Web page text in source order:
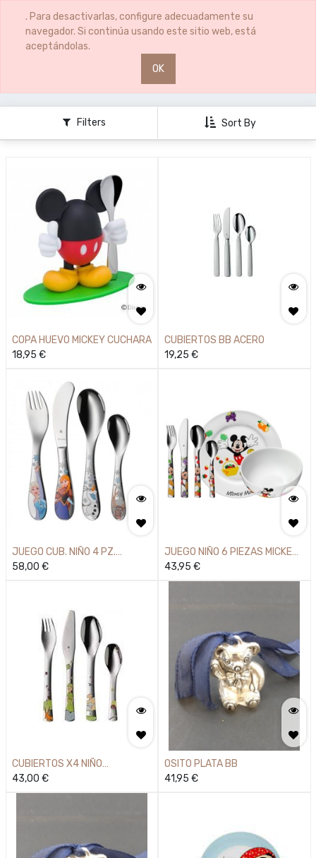
. Para desactivarlas, configure adecuadamente su
navegador. Si continúa usando este sitio web, está
aceptándolas.
OK
0 0
Filters Sort By
COPA HUEVO MICKEY CUCHARA
18,95 €
CUBIERTOS BB ACERO
19,25 €
JUEGO CUB. NIÑO 4 PZ.
FROZEN
58,00 €
JUEGO NIÑO 6 PIEZAS MICKEY
MOUSE
43,95 €
CUBIERTOS X4 NIÑO
PRINCIPITO
43,00 €
OSITO PLATA BB
41,95 €